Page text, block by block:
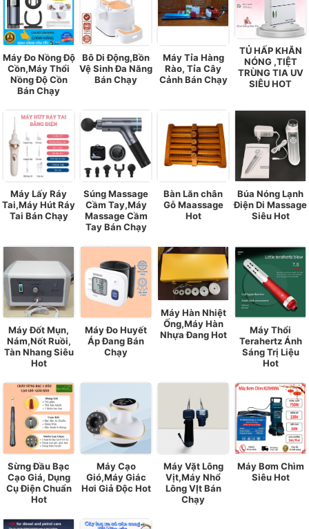
Máy Đo Nồng Độ
Cồn,Máy Thổi
Nồng Độ Cồn
Bán Chạy
Bô Di Động,Bồn
Vệ Sinh Đa Năng
Bán Chạy
Máy Tỉa Hàng
Rào, Tỉa Cây
Cảnh Bán Chạy
TỦ HẤP KHĂN
NÓNG ,TIỆT
TRÙNG TIA UV
SIÊU HOT
Máy Lấy Ráy
Tai,Máy Hút Ráy
Tai Bán Chạy
Súng Massage
Cầm Tay,Máy
Massage Cầm
Tay Bán Chạy
Bàn Lăn chân
Gỗ Maassage
Hot
Búa Nóng Lạnh
Điện Di Massage
Siêu Hot
Máy Đốt Mụn,
Nám,Nốt Ruồi,
Tàn Nhang Siêu
Hot
Máy Đo Huyết
Áp Đang Bán
Chạy
Máy Hàn Nhiệt
Ống,Máy Hàn
Nhựa Đang Hot
Máy Thổi
Terahertz Ánh
Sáng Trị Liệu
Hot
Sừng Đầu Bạc
Cạo Giá, Dụng
Cụ Điện Chuẩn
Hot
Máy Cạo
Gió,Máy Giác
Hơi Giả Độc Hot
Máy Vặt Lông
Vịt,Máy Nhổ
Lông VỊt Bán
Chạy
Máy Bơm Chìm
Siêu Hot